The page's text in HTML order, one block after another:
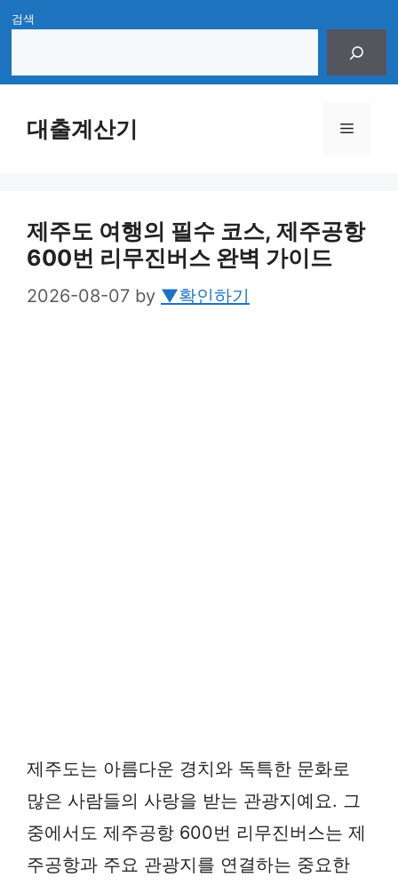
Skip
content
검색
대출계산기 Menu
제주도 여행의 필수 코스, 제주공항
600번 리무진버스 완벽 가이드
2026-08-07 by ▼확인하기
제주도는 아름다운 경치와 독특한 문화로
많은 사람들의 사랑을 받는 관광지예요. 그
중에서도 제주공항 600번 리무진버스는 제
주공항과 주요 관광지를 연결하는 중요한